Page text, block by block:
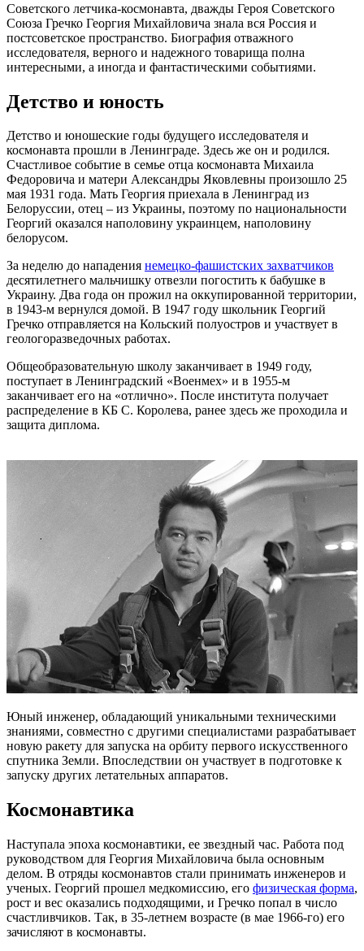
Советского летчика-космонавта, дважды Героя Советского
Союза Гречко Георгия Михайловича знала вся Россия и
постсоветское пространство. Биография отважного
исследователя, верного и надежного товарища полна
интересными, а иногда и фантастическими событиями.
Детство и юность
Детство и юношеские годы будущего исследователя и
космонавта прошли в Ленинграде. Здесь же он и родился.
Счастливое событие в семье отца космонавта Михаила
Федоровича и матери Александры Яковлевны произошло 25
мая 1931 года. Мать Георгия приехала в Ленинград из
Белоруссии, отец – из Украины, поэтому по национальности
Георгий оказался наполовину украинцем, наполовину
белорусом.
За неделю до нападения немецко-фашистских захватчиков
десятилетнего мальчишку отвезли погостить к бабушке в
Украину. Два года он прожил на оккупированной территории,
в 1943-м вернулся домой. В 1947 году школьник Георгий
Гречко отправляется на Кольский полуостров и участвует в
геологоразведочных работах.
Общеобразовательную школу заканчивает в 1949 году,
поступает в Ленинградский «Военмех» и в 1955-м
заканчивает его на «отлично». После института получает
распределение в КБ С. Королева, ранее здесь же проходила и
защита диплома.
Юный инженер, обладающий уникальными техническими
знаниями, совместно с другими специалистами разрабатывает
новую ракету для запуска на орбиту первого искусственного
спутника Земли. Впоследствии он участвует в подготовке к
запуску других летательных аппаратов.
Космонавтика
Наступала эпоха космонавтики, ее звездный час. Работа под
руководством для Георгия Михайловича была основным
делом. В отряды космонавтов стали принимать инженеров и
ученых. Георгий прошел медкомиссию, его физическая форма,
рост и вес оказались подходящими, и Гречко попал в число
счастливчиков. Так, в 35-летнем возрасте (в мае 1966-го) его
зачисляют в космонавты.